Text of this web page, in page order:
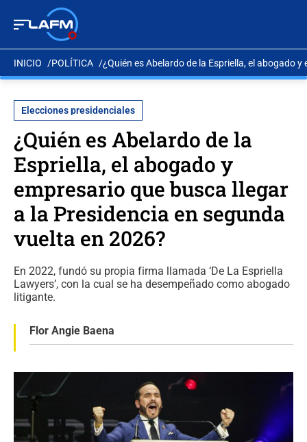
INICIO POLÍTICA ¿Quién es Abelardo de la Espriella, el abogado
Elecciones presidenciales
¿Quién es Abelardo de la
Espriella, el abogado y
empresario que busca llegar
a la Presidencia en segunda
vuelta en 2026?
En 2022, fundó su propia firma llamada ‘De La Espriella
Lawyers’, con la cual se ha desempeñado como abogado
litigante.
Flor Angie Baena